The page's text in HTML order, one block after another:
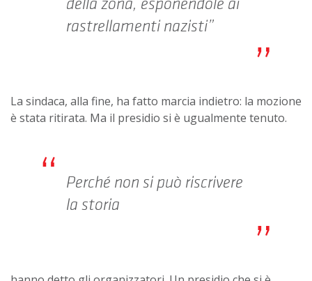
rastrellamenti nazisti”
La sindaca, alla fine, ha fatto marcia indietro: la mozione
è stata ritirata. Ma il presidio si è ugualmente tenuto.
Perché non si può riscrivere
la storia